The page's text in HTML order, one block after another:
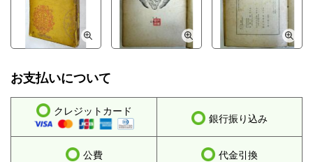
お支払いについて
クレジットカード
銀行振り込み
公費 代金引換